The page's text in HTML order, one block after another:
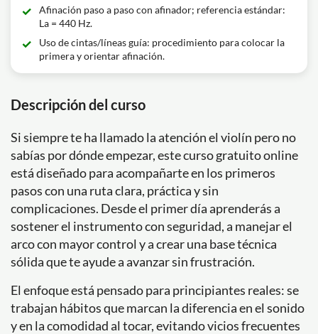
Afinación paso a paso con afinador; referencia estándar:
La = 440 Hz.
Uso de cintas/líneas guía: procedimiento para colocar la
primera y orientar afinación.
Descripción del curso
Si siempre te ha llamado la atención el violín pero no
sabías por dónde empezar, este curso gratuito online
está diseñado para acompañarte en los primeros
pasos con una ruta clara, práctica y sin
complicaciones. Desde el primer día aprenderás a
sostener el instrumento con seguridad, a manejar el
arco con mayor control y a crear una base técnica
sólida que te ayude a avanzar sin frustración.
El enfoque está pensado para principiantes reales: se
trabajan hábitos que marcan la diferencia en el sonido
y en la comodidad al tocar, evitando vicios frecuentes